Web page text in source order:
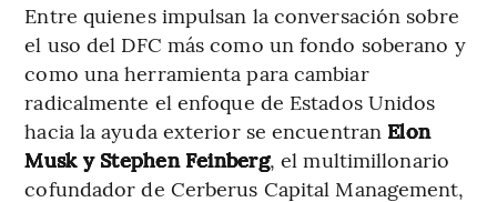
Entre quienes impulsan la conversación sobre
el uso del DFC más como un fondo soberano y
como una herramienta para cambiar
radicalmente el enfoque de Estados Unidos
hacia la ayuda exterior se encuentran Elon
Musk y Stephen Feinberg, el multimillonario
cofundador de Cerberus Capital Management,